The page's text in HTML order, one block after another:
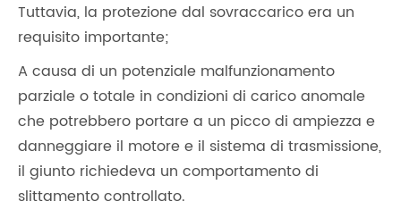
Tuttavia, la protezione dal sovraccarico era un
requisito importante;
A causa di un potenziale malfunzionamento
parziale o totale in condizioni di carico anomale
che potrebbero portare a un picco di ampiezza e
danneggiare il motore e il sistema di trasmissione,
il giunto richiedeva un comportamento di
slittamento controllato.